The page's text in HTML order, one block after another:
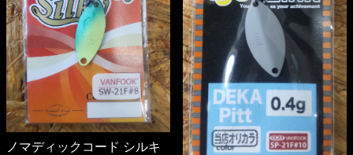
ノマディックコード シルキ